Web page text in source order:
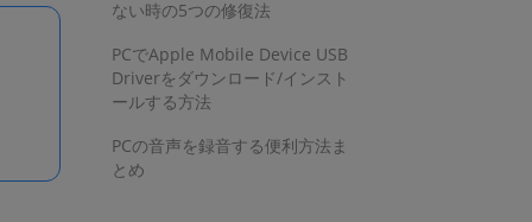
ない時の5つの修復法
PCでApple Mobile Device USB
Driverをダウンロード/インスト
ールする方法
PCの音声を録音する便利方法ま
とめ